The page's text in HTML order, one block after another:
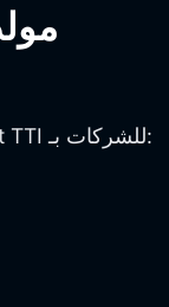
مثل DubSmart TTI للشركات بـ: